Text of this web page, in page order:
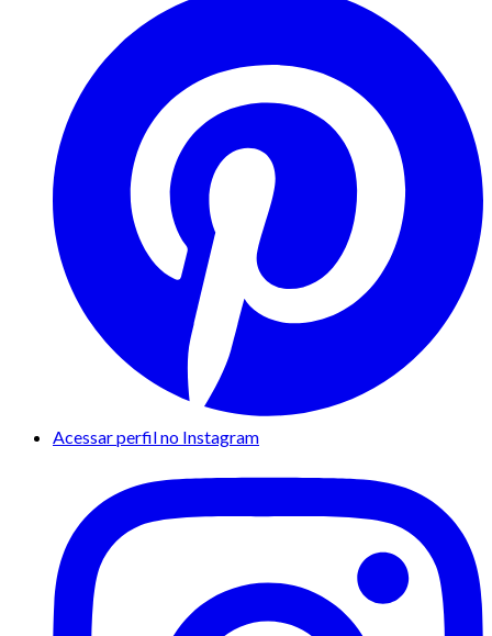
Acessar perfil no Instagram